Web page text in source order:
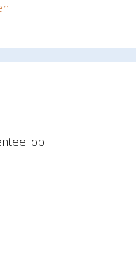
op: